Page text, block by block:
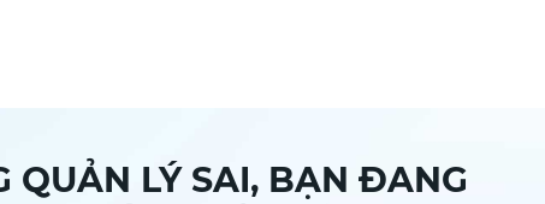
QUẢN LÝ SAI, BẠN ĐANG